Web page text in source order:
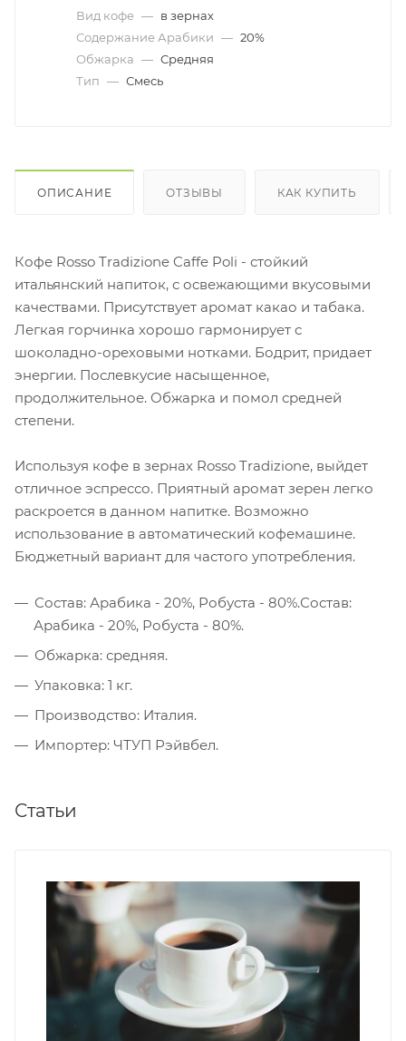
Вид кофе — в зернах
Содержание Арабики — 20%
Обжарка — Средняя
Тип — Смесь
ОПИСАНИЕ ОТЗЫВЫ КАК КУПИТЬ
Кофе Rosso Tradizione Caffe Poli - стойкий
итальянский напиток, с освежающими вкусовыми
качествами. Присутствует аромат какао и табака.
Легкая горчинка хорошо гармонирует с
шоколадно-ореховыми нотками. Бодрит, придает
энергии. Послевкусие насыщенное,
продолжительное. Обжарка и помол средней
степени.
Используя кофе в зернах Rosso Tradizione, выйдет
отличное эспрессо. Приятный аромат зерен легко
раскроется в данном напитке. Возможно
использование в автоматический кофемашине.
Бюджетный вариант для частого употребления.
Состав: Арабика - 20%, Робуста - 80%.Состав:
Арабика - 20%, Робуста - 80%.
Обжарка: средняя.
Упаковка: 1 кг.
Производство: Италия.
Импортер: ЧТУП Рэйвбел.
Статьи